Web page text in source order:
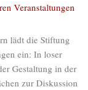
Veranstaltungen
lädt die Stiftung
ein: In loser
Gestaltung in der
zur Diskussion